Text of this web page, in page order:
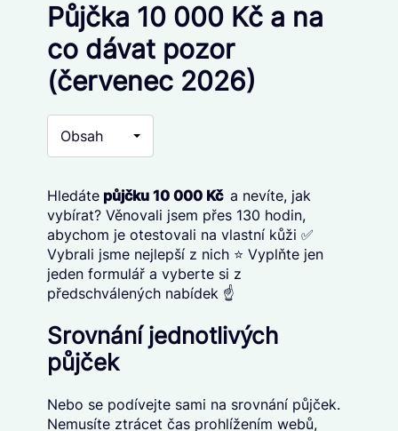
Půjčka 10 000 Kč a na
co dávat pozor
(červenec 2026)
Obsah
Hledátepůjčku 10 000 Kč a nevíte, jak
vybírat? Věnovali jsem přes 130 hodin,
abychom je otestovali na vlastní kůži ✅
Vybrali jsme nejlepší z nich ⭐ Vyplňte jen
jeden formulář a vyberte si z
předschválených nabídek ☝️
Srovnání jednotlivých
půjček
Nebo se podívejte sami na srovnání půjček.
Nemusíte ztrácet čas prohlížením webů,